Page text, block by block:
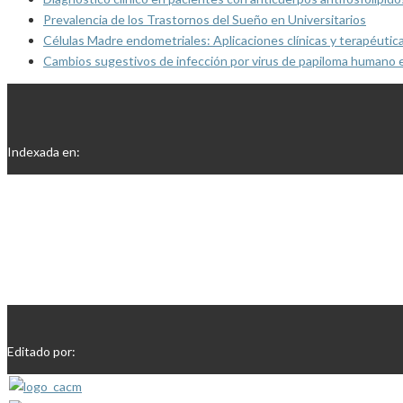
Prevalencia de los Trastornos del Sueño en Universitarios
Células Madre endometriales: Aplicaciones clínicas y
Cambios sugestivos de infección por virus de papiloma
Indexada en:
Editado por: